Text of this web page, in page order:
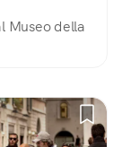
Museo della